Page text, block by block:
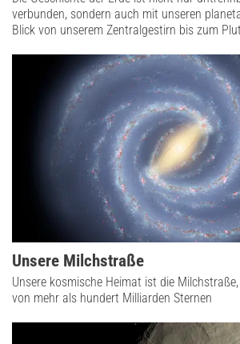
verbunden, sondern auch mit unseren
Blick von unserem Zentralgestirn bis zum
Unsere Milchstraße
Unsere kosmische Heimat ist die
von mehr als hundert Milliarden Sternen